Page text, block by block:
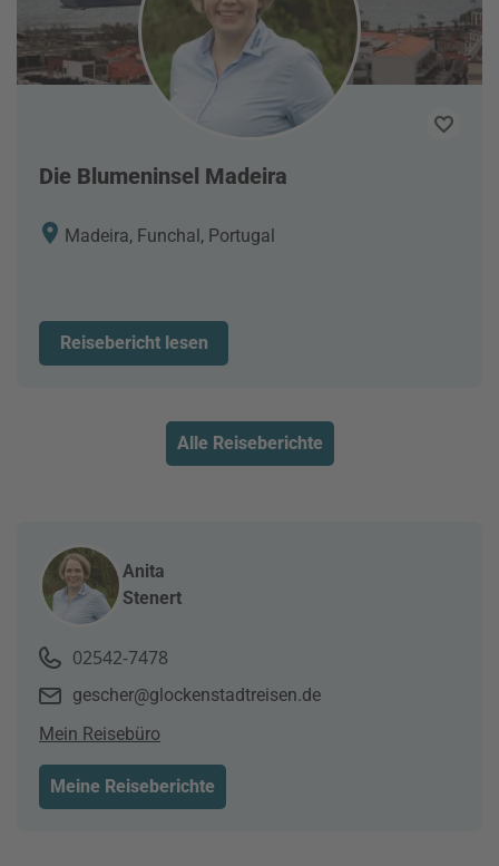
Die Blumeninsel Madeira
Madeira, Funchal, Portugal
Reisebericht lesen
Alle Reiseberichte
Anita
Stenert
02542-7478
gescher@glockenstadtreisen.de
Mein Reisebüro
Meine Reiseberichte